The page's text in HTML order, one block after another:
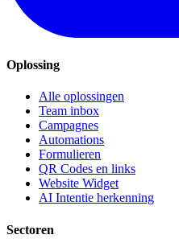
Oplossing
Alle oplossingen
Team inbox
Campagnes
Automations
Formulieren
QR Codes en links
Website Widget
AI Intentie herkenning
Sectoren